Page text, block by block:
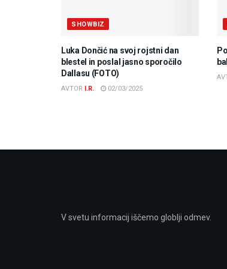
SHOWBIZ
Luka Dončić na svoj rojstni dan
blestel in poslal jasno sporočilo
Dallasu (FOTO)
AVTOR I.R. 02/03/2025
V svetu informacij iščemo globlji odmev.